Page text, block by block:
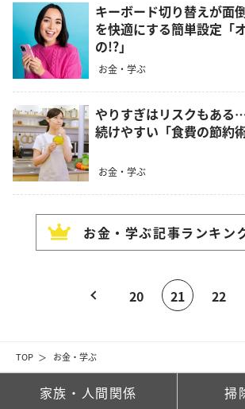
TOP お金・学ぶ
キーボード切り替えが面
を快適にする簡単設定「
の!?」
お金・学ぶ
やりすぎはリスクもある
続けやすい「食費の節約術
お金・学ぶ
お金・学ぶ記事ランキン
20 21 22
家族・人間関係 掃